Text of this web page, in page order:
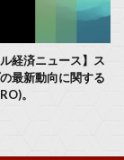
ル経済ニュース】ス
最新動向に関する
。